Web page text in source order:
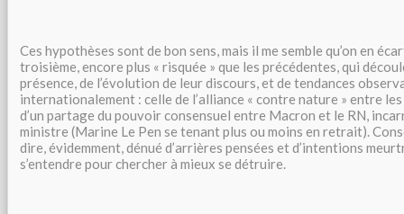
Ces hypothèses sont de bon sens, mais il me semble qu’on en
troisième, encore plus « risquée » que les précédentes, qui
présence, de l’évolution de leur discours, et de tendances
internationalement : celle de l’alliance « contre nature » entre
d’un partage du pouvoir consensuel entre Macron et le RN,
ministre (Marine Le Pen se tenant plus ou moins en retrait).
dire, évidemment, dénué d’arrières pensées et d’intentions
s’entendre pour chercher à mieux se détruire.